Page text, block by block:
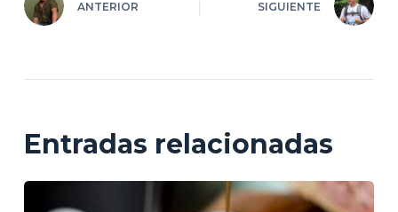
ANTERIOR SIGUIENTE
Entradas relacionadas